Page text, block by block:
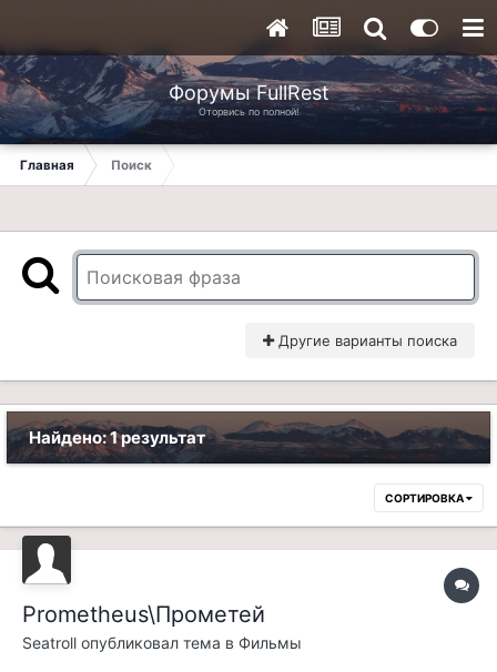
Форумы FullRest
Оторвись по полной!
Главная Поиск
Другие варианты поиска
Найдено: 1 результат
СОРТИРОВКА
Prometheus\Прометей
Seatroll опубликовал тема в Фильмы